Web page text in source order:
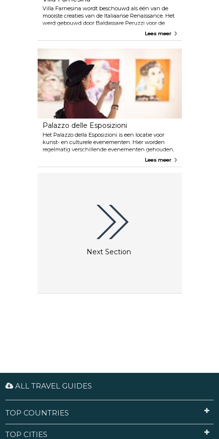
Villa Farnesina wordt beschouwd als één van de
mooiste creaties van de Italiaanse Renaissance. Het
werd gebouwd door Baldassare Peruzzi voor de
rijke Sienese bankier Agostino Chigi, genaamd de
en edelen met weelderige banketten. Het interieur
is rijkelijk versierd met fresco's van grote meesters
zoals Raphael, Sebastiano del Piombo, Giovanni
Antonio Bazzi, bekend als Sodoma, en Peruzzi zelf.
Lees meer
Palazzo delle Esposizioni
Het Palazzo della Esposizioni is een locatie voor
kunst- en culturele evenementen. Hier worden
regelmatig verschillende evenementen gehouden,
variërend van filmvertoningen tot boeklezingen en
Lees meer
Next Section
ALL TRAVEL GUIDES
TOP COUNTRIES
TOP CITIES